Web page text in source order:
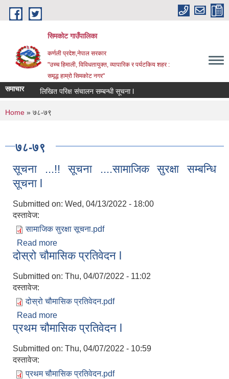
Skip to main content
सिमकोट गाउँपालिका
कर्णली प्रदेश,नेपाल सरकार
"उच्च हिमाली, विविधतायुक्त, व्यापारिक र पर्यटकिय शहर :
समृद्ध हाम्रो सिमकोट नगर"
समाचार संक्षिप्त सूची प्रकाशन र लिखित परिक्ष संचालन सम्बन्धी सूचना l
You are here
Home » ७८-७९
७८-७९
सूचना ...!! सूचना ....सामाजिक सुरक्षा सम्बन्धि
सूचना l
Submitted on: Wed, 04/13/2022 - 18:00
दस्तावेज:
सामाजिक सुरक्षा सूचना.pdf
Read more
l
दोस्रो चौमासिक प्रतिवेदन l
Submitted on: Thu, 04/07/2022 - 11:02
दस्तावेज:
दोस्रो चौमासिक प्रतिवेदन.pdf
Read more
प्रथम चौमासिक प्रतिवेदन l
Submitted on: Thu, 04/07/2022 - 10:59
दस्तावेज:
प्रथम चौमासिक प्रतिवेदन.pdf